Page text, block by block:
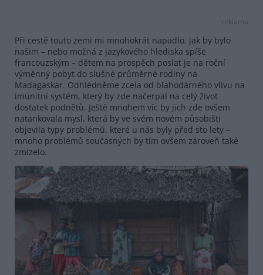
reklama
Při cestě touto zemi mi mnohokrát napadlo, jak by bylo
našim – nebo možná z jazykového hlediska spíše
francouzským – dětem na prospěch poslat je na roční
výměnný pobyt do slušné průměrné rodiny na
Madagaskar. Odhlédněme zcela od blahodárného vlivu na
imunitní systém, který by zde načerpal na celý život
dostatek podnětů. Ještě mnohem víc by jich zde ovšem
natankovala mysl, která by ve svém novém působišti
objevila typy problémů, které u nás byly před sto lety –
mnoho problémů současných by tím ovšem zároveň také
zmizelo.